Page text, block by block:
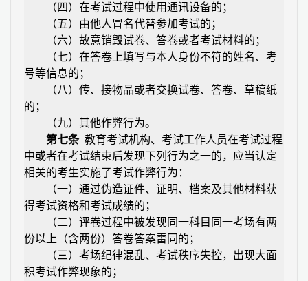
（四）在考试过程中使用通讯设备的；
（五）由他人冒名代替参加考试的；
（六）故意销毁试卷、答卷或者考试材料的；
（七）在答卷上填写与本人身份不符的姓名、考
号等信息的；
（八）传、接物品或者交换试卷、答卷、草稿纸
的；
（九）其他作弊行为。
第七条 教育考试机构、考试工作人员在考试过程
中或者在考试结束后发现下列行为之一的，应当认定
相关的考生实施了考试作弊行为：
（一）通过伪造证件、证明、档案及其他材料获
得考试资格和考试成绩的；
（二）评卷过程中被发现同一科目同一考场有两
份以上（含两份）答卷答案雷同的；
（三）考场纪律混乱、考试秩序失控，出现大面
积考试作弊现象的；